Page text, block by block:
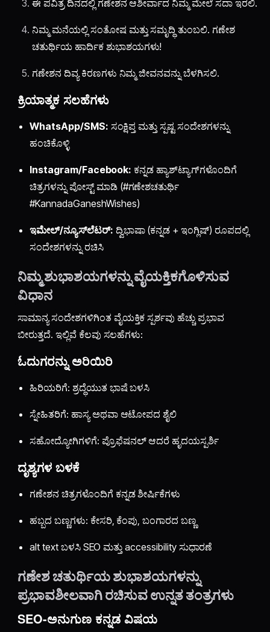
ಈ ಪವಿತ್ರ ದಿನದಲ್ಲಿ ಗಣೇಶನ ಆಶೀರ್ವಾದ ನಿಮ್ಮ ಮೇಲೆ ಸದಾ ಇರಲಿ.
ನಿಮ್ಮ ಮನೆಯಲ್ಲಿ ಸಂತೋಷ ಮತ್ತು ಸಮೃದ್ಧಿ ತುಂಬಲಿ. ಗಣೇಶ
ಚತುರ್ಥಿಯ ಹಾರ್ದಿಕ ಶುಭಾಶಯಗಳು!
ಗಣೇಶನ ದಿವ್ಯ ಕಿರಣಗಳು ನಿಮ್ಮ ಜೀವನವನ್ನು ಬೆಳಗಿಸಲಿ.
ಕ್ರಿಯಾತ್ಮಕ ಸಲಹೆಗಳು
WhatsApp/SMS: ಸಂಕ್ಷಿಪ್ತ ಮತ್ತು ಸ್ಪಷ್ಟ ಸಂದೇಶಗಳನ್ನು
ಹಂಚಿಕೊಳ್ಳಿ
Instagram/Facebook: ಕನ್ನಡ ಹ್ಯಾಶ್‌ಟ್ಯಾಗ್‌ಗಳೊಂದಿಗೆ
ಚಿತ್ರಗಳನ್ನು ಪೋಸ್ಟ್ ಮಾಡಿ (#ಗಣೇಶಚತುರ್ಥಿ
#KannadaGaneshWishes)
ಇಮೇಲ್/ನ್ಯೂಸ್‌ಲೆಟರ್: ದ್ವಿಭಾಷಾ (ಕನ್ನಡ + ಇಂಗ್ಲಿಷ್) ರೂಪದಲ್ಲಿ
ಸಂದೇಶಗಳನ್ನು ರಚಿಸಿ
ನಿಮ್ಮ ಶುಭಾಶಯಗಳನ್ನು ವೈಯಕ್ತಿಕಗೊಳಿಸುವ
ವಿಧಾನ
ಸಾಮಾನ್ಯ ಸಂದೇಶಗಳಿಗಿಂತ ವೈಯಕ್ತಿಕ ಸ್ಪರ್ಶವು ಹೆಚ್ಚು ಪ್ರಭಾವ
ಬೀರುತ್ತದೆ. ಇಲ್ಲಿವೆ ಕೆಲವು ಸಲಹೆಗಳು:
ಓದುಗರನ್ನು ಅರಿಯಿರಿ
ಹಿರಿಯರಿಗೆ: ಶ್ರದ್ಧೆಯುತ ಭಾಷೆ ಬಳಸಿ
ಸ್ನೇಹಿತರಿಗೆ: ಹಾಸ್ಯ ಅಥವಾ ಆಟೋಪದ ಶೈಲಿ
ಸಹೋದ್ಯೋಗಿಗಳಿಗೆ: ಪ್ರೊಫೆಷನಲ್ ಆದರೆ ಹೃದಯಸ್ಪರ್ಶಿ
ದೃಶ್ಯಗಳ ಬಳಕೆ
ಗಣೇಶನ ಚಿತ್ರಗಳೊಂದಿಗೆ ಕನ್ನಡ ಶೀರ್ಷಿಕೆಗಳು
ಹಬ್ಬದ ಬಣ್ಣಗಳು: ಕೇಸರಿ, ಕೆಂಪು, ಬಂಗಾರದ ಬಣ್ಣ
alt text ಬಳಸಿ SEO ಮತ್ತು accessibility ಸುಧಾರಣೆ
ಗಣೇಶ ಚತುರ್ಥಿಯ ಶುಭಾಶಯಗಳನ್ನು
ಪ್ರಭಾವಶೀಲವಾಗಿ ರಚಿಸುವ ಉನ್ನತ ತಂತ್ರಗಳು
SEO-ಅನುಗುಣ ಕನ್ನಡ ವಿಷಯ